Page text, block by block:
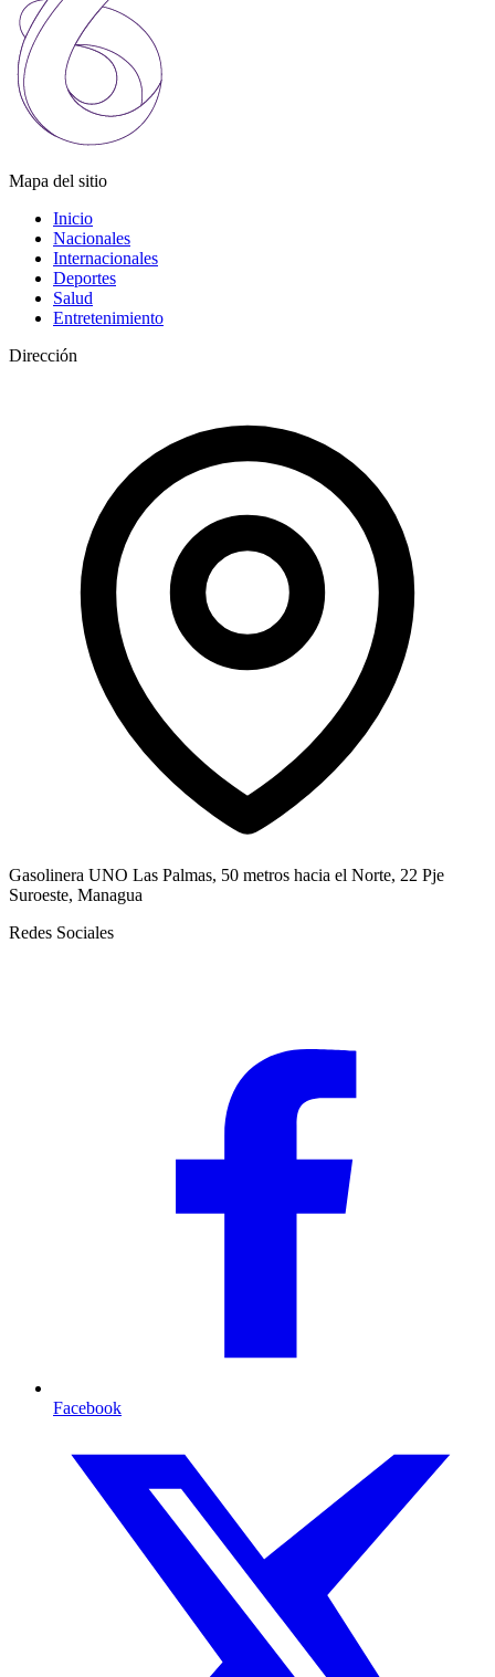
Mapa del sitio
Inicio
Nacionales
Internacionales
Deportes
Salud
Entretenimiento
Dirección
Gasolinera UNO Las Palmas, 50 metros hacia el Norte, 22 Pje
Suroeste, Managua
Redes Sociales
Facebook